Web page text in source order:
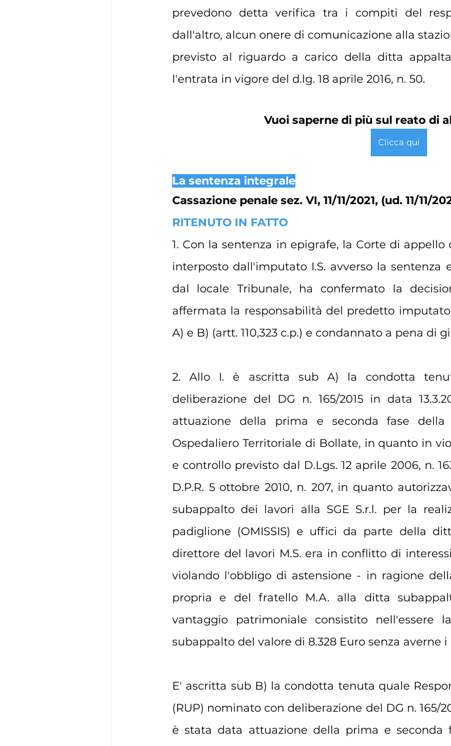
prevedono detta verifica tra i compiti del
dall'altro, alcun onere di comunicazione alla
previsto al riguardo a carico della ditta
l'entrata in vigore del d.lg. 18 aprile 2016, n. 50.
Vuoi saperne di più sul reato di
Clicca qui
La sentenza integrale
Cassazione penale sez. VI, 11/11/2021, (ud. 11/11/
RITENUTO IN FATTO
1. Con la sentenza in epigrafe, la Corte di
interposto dall'imputato I.S. avverso la sentenza
dal locale Tribunale, ha confermato la
affermata la responsabilità del predetto
A) e B) (artt. 110,323 c.p.) e condannato a pena di
2. Allo I. è ascritta sub A) la condotta
deliberazione del DG n. 165/2015 in data
attuazione della prima e seconda fase della
Ospedaliero Territoriale di Bollate, in quanto in
e controllo previsto dal D.Lgs. 12 aprile 2006, n.
D.P.R. 5 ottobre 2010, n. 207, in quanto
subappalto dei lavori alla SGE S.r.l. per la
padiglione (OMISSIS) e uffici da parte della
direttore del lavori M.S. era in conflitto di
violando l'obbligo di astensione - in ragione
propria e del fratello M.A. alla ditta
vantaggio patrimoniale consistito nell'essere
subappalto del valore di 8.328 Euro senza averne
E' ascritta sub B) la condotta tenuta quale
(RUP) nominato con deliberazione del DG n. 165/
è stata data attuazione della prima e seconda